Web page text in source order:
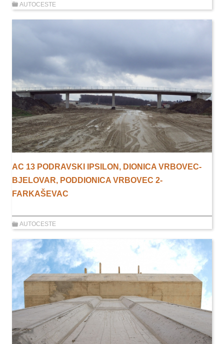
AUTOCESTE
AC 13 PODRAVSKI IPSILON, DIONICA VRBOVEC-
BJELOVAR, PODDIONICA VRBOVEC 2-
FARKAŠEVAC
AUTOCESTE